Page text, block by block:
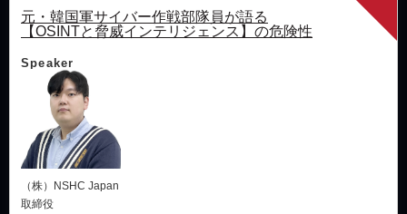
元・韓国軍サイバー作戦部隊員が語る
【OSINTと脅威インテリジェンス】の危険性
Speaker
（株）NSHC Japan
取締役